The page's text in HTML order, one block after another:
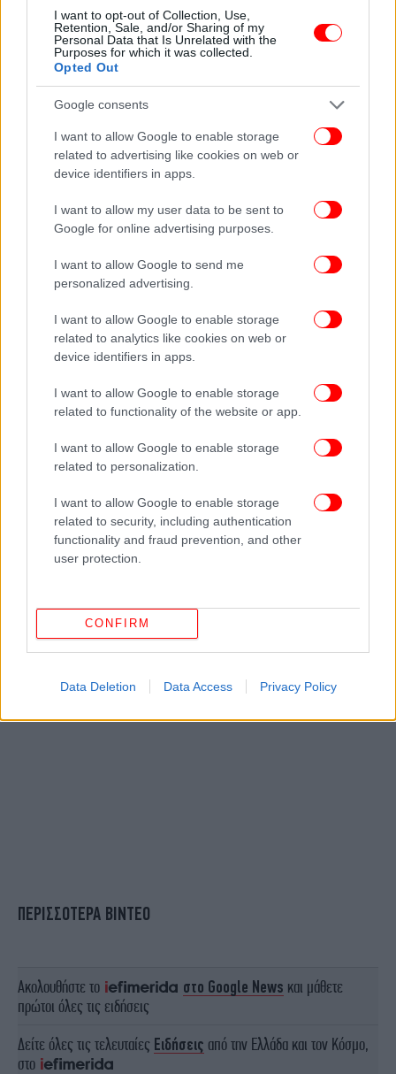
I want to opt-out of Collection, Use,
Retention, Sale, and/or Sharing of my
Personal Data that Is Unrelated with the
Purposes for which it was collected.
Opted Out
Google consents
I want to allow Google to enable storage
related to advertising like cookies on web or
device identifiers in apps.
I want to allow my user data to be sent to
Google for online advertising purposes.
I want to allow Google to send me
personalized advertising.
I want to allow Google to enable storage
related to analytics like cookies on web or
device identifiers in apps.
I want to allow Google to enable storage
related to functionality of the website or app.
I want to allow Google to enable storage
related to personalization.
I want to allow Google to enable storage
related to security, including authentication
functionality and fraud prevention, and other
user protection.
CONFIRM
Data Deletion Data Access Privacy Policy
Να πίνετε πολύ νερό:Χρειάζεσαι περίπου 2 με
3 λίτρα νερό την ημέρα, ώστε τα ούρα σας να είναι
διάφανα και να ξεπλένουν συνεχώς τα νεφρά σας.
Δώστε μεγάλη προσοχή στη διατροφή σας:
Μειώστε το αλάτι, περιορίστε τα πολλά κρεατικά
και αποφύγετε τις υπερβολές με τα γαλακτοκομικά.
Μην καθυστερείτε την επίσκεψη στον
γιατρό:Αν ο πόνος είναι ανυπόφορος, αν έχετε
δέκατα, πυρετό ή ρίγος, πρέπει να
αμέσως ουρολόγο
για να προλάβετε μεγαλύτερη
ζημιά στα νεφρά σας.
ΟΛΕΣ ΟΙ ΕΙΔΗΣΕΙΣ
-Εκλέγεται νέος γραμματέας του κόμματος, ξεκινούν
περιοδείες
Στο «μάτι» της Κομισιόν οι φοροαπαλλαγές για
νοικοκυριά, ακίνητα, επιχειρήσεις
ΕΚΠΑ για θεραπεία του καρκίνου στο πάγκρεας: Ποιο
είναι το νέο φάρμακο, επανάσταση στην Ογκολογία, λένε
οι ειδικοί
ΠΕΡΙΣΣΟΤΕΡΑ ΒΙΝΤΕΟ
Ακολουθήστε το στο Google News και μάθετε
πρώτοι όλες τις ειδήσεις
Δείτε όλες τις τελευταίες Ειδήσεις από την Ελλάδα και τον Κόσμο,
στο